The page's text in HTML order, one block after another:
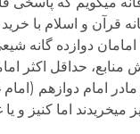
قرآن و اسلام با
دوازده گانه
حداقل اکثر
امام دوازهم
اما کنیز و یا